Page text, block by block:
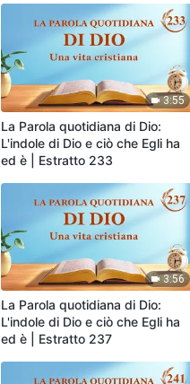
3:55
La Parola quotidiana di Dio:
L'indole di Dio e ciò che Egli ha
ed è | Estratto 233
3:56
La Parola quotidiana di Dio:
L'indole di Dio e ciò che Egli ha
ed è | Estratto 237